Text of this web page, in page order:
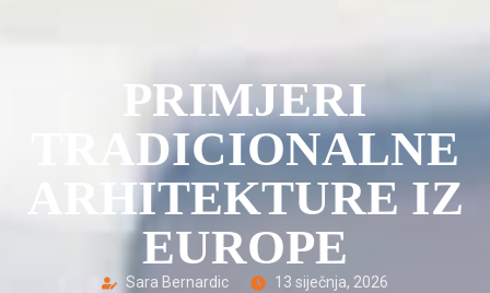
PRIMJERI
TRADICIONALNE
ARHITEKTURE IZ
EUROPE
Sara Bernardic
13 siječnja, 2026